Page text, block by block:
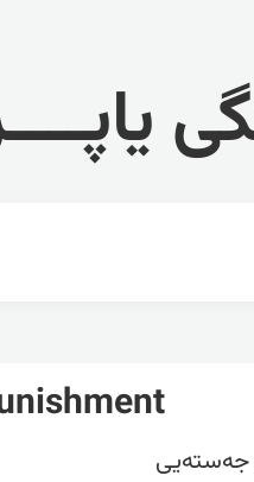
جەستەیی